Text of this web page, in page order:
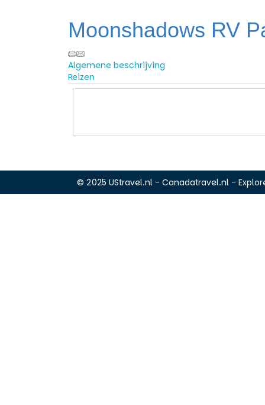
Moonshadows RV
Algemene beschrijving
Reizen
© 2025 UStravel.nl - Canadatravel.nl -